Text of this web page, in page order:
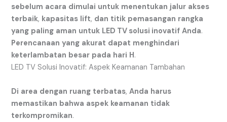
sebelum acara dimulai untuk menentukan jalur akses
terbaik, kapasitas lift, dan titik pemasangan rangka
yang paling aman untuk LED TV solusi inovatif Anda.
Perencanaan yang akurat dapat menghindari
keterlambatan besar pada hari H.
LED TV Solusi Inovatif: Aspek Keamanan Tambahan
Di area dengan ruang terbatas,Anda harus
memastikan bahwa aspek keamanan tidak
terkompromikan.